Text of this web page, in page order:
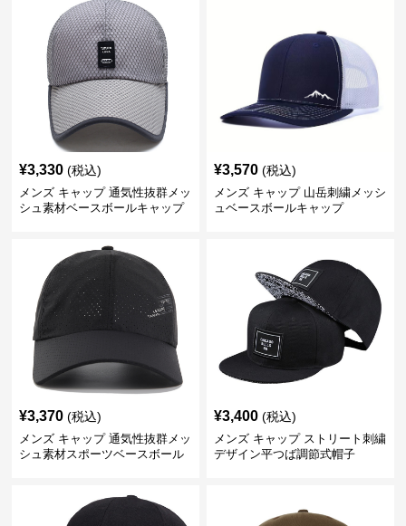
¥3,330 (税込)
メンズ キャップ 通気性抜群メッ
シュ素材ベースボールキャップ
¥3,570 (税込)
メンズ キャップ 山岳刺繍メッシ
ュベースボールキャップ
¥3,370 (税込)
メンズ キャップ 通気性抜群メッ
シュ素材スポーツベースボール
¥3,400 (税込)
メンズ キャップ ストリート刺繍
デザイン平つば調節式帽子